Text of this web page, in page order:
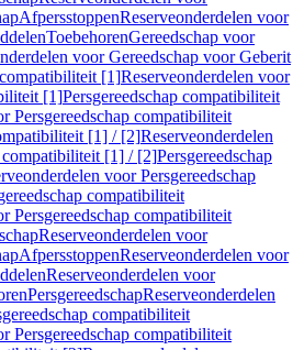
AfpersstoppenReserveonderdelen voor
ToebehorenGereedschap voor
voor Gereedschap voor Geberit
[1]Reserveonderdelen voor
[1]Persgereedschap compatibiliteit
Persgereedschap compatibiliteit
[1] / [2]Reserveonderdelen
compatibiliteit [1] / [2]Persgereedschap
voor Persgereedschap
compatibiliteit
Persgereedschap compatibiliteit
Reserveonderdelen voor
AfpersstoppenReserveonderdelen voor
Reserveonderdelen voor
PersgereedschapReserveonderdelen
compatibiliteit
Persgereedschap compatibiliteit